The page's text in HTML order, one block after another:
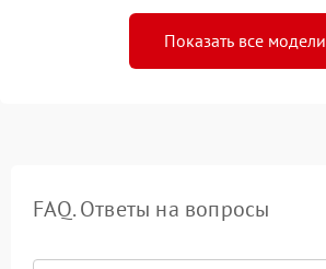
Показать все модели
FAQ. Ответы на вопросы